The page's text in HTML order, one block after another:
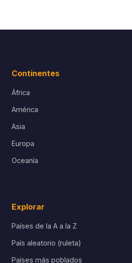
Continentes
África
América
Asia
Europa
Oceanía
Explorar
Países de la A a la Z
País aleatorio (ruleta)
Países más poblados